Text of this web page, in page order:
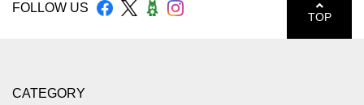
FOLLOW US
TOP
CATEGORY